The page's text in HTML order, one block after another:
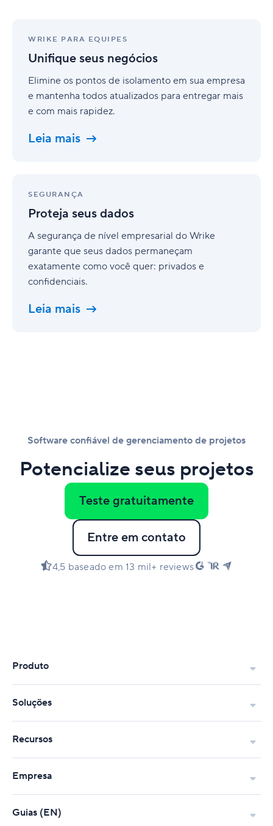
WRIKE PARA EQUIPES
Unifique seus negócios
Elimine os pontos de isolamento em sua empresa
e mantenha todos atualizados para entregar mais
e com mais rapidez.
Leia mais
seus
negócios
SEGURANÇA
Proteja seus dados
A segurança de nível empresarial do Wrike
garante que seus dados permaneçam
exatamente como você quer: privados e
confidenciais.
Leia mais
seus
Potencialize seus projetos
Software confiável de gerenciamento de projetos
Teste gratuitamente
Entre em contato
4,5 baseado em 13 mil+ reviews
Produto
Soluções
Recursos
Empresa
Guias (EN)